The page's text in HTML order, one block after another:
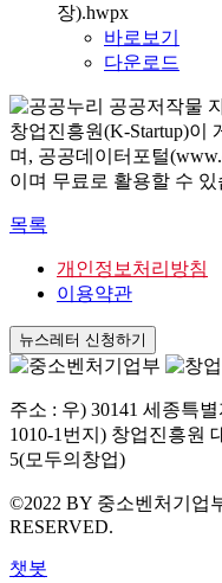
장).hwpx
바로보기
다운로드
창업진흥원(K-Startup)이
며, 공공데이터포털
이며 무료로 활용할 수 있
목록
개인정보처리방침
이용약관
뉴스레터 신청하기
주소 : 우) 30141 세종특
1010-1번지) 창업진흥원
5(모두의창업)
©2022 BY 중소벤처기업
RESERVED.
챗봇